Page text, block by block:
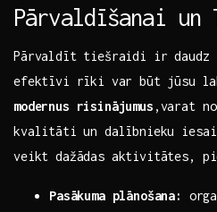
Pārvaldīšanai un
Pārvaldīt tiešraidi ir daudz
efektīvi rīki var būt ⁣jūsu
modernus risinājumus ,varat
kvalitāti un dalībnieku
veikt dažādas aktivitātes,
Pasākuma plānošana: